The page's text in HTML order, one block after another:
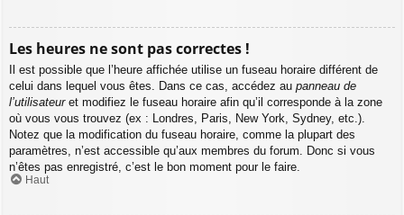
Les heures ne sont pas correctes !
Il est possible que l’heure affichée utilise un fuseau horaire différent de
celui dans lequel vous êtes. Dans ce cas, accédez au panneau de
l’utilisateuret modifiez le fuseau horaire afin qu’il corresponde à la zone
où vous vous trouvez (ex : Londres, Paris, New York, Sydney, etc.).
Notez que la modification du fuseau horaire, comme la plupart des
paramètres, n’est accessible qu’aux membres du forum. Donc si vous
n’êtes pas enregistré, c’est le bon moment pour le faire.
Haut